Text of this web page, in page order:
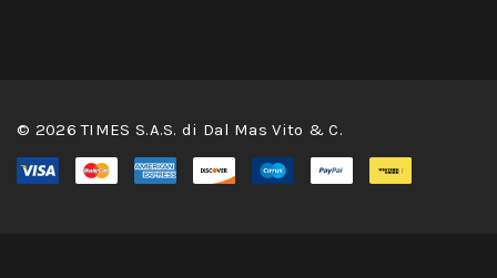
© 2026 TIMES S.A.S. di Dal Mas Vito & C.